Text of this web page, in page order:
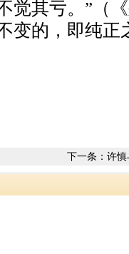
觉其亏。”（
变的，即纯正
下一条： 许慎